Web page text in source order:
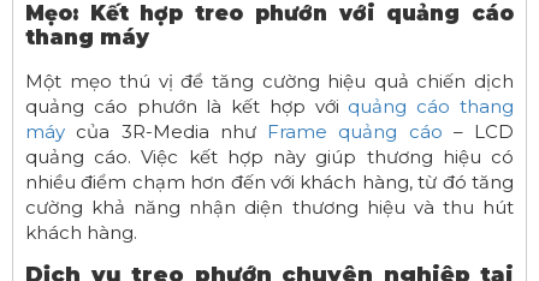
Mẹo: Kết hợp treo phướn với quảng cáo
thang máy
Một mẹo thú vị để tăng cường hiệu quả chiến dịch
quảng cáo phướn là kết hợp với quảng cáo thang
máy của 3R-Media như Frame quảng cáo – LCD
quảng cáo. Việc kết hợp này giúp thương hiệu có
nhiều điểm chạm hơn đến với khách hàng, từ đó tăng
cường khả năng nhận diện thương hiệu và thu hút
khách hàng.
Dịch vụ treo phướn chuyên nghiệp tại